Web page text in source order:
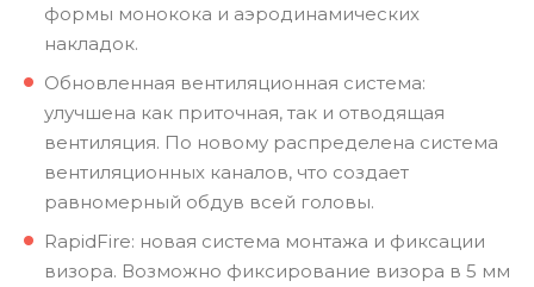
формы монокока и аэродинамических
накладок.
Обновленная вентиляционная система:
улучшена как приточная, так и отводящая
вентиляция. По новому распределена система
вентиляционных каналов, что создает
равномерный обдув всей головы.
RapidFire: новая система монтажа и фиксации
визора. Возможно фиксирование визора в 5 мм